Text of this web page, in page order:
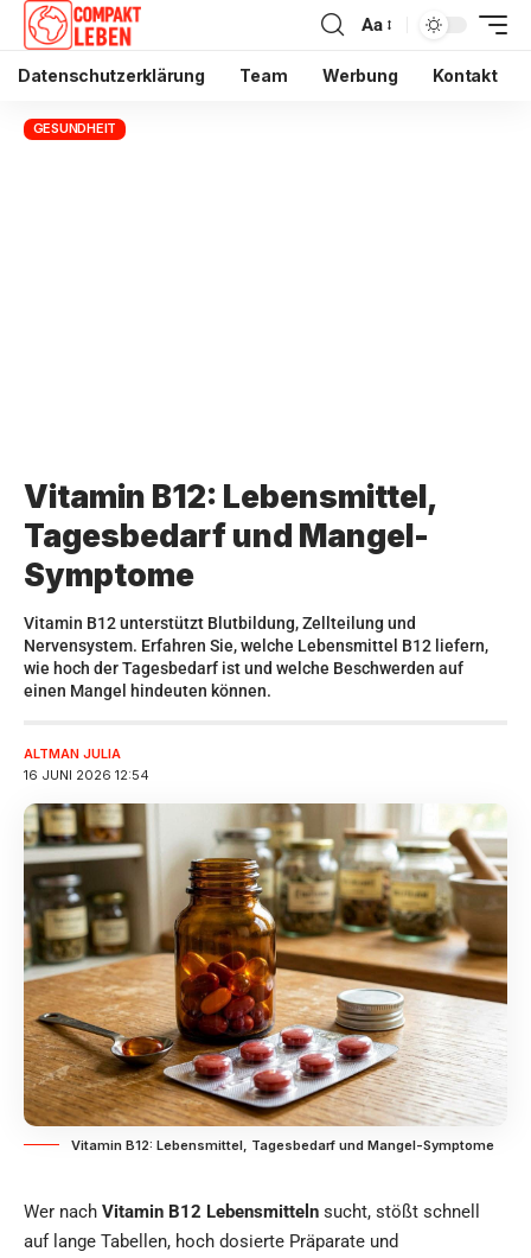
Aa
Datenschutzerklärung Team Werbung Kontakt
GESUNDHEIT
Vitamin B12: Lebensmittel,
Tagesbedarf und Mangel-
Symptome
Vitamin B12 unterstützt Blutbildung, Zellteilung und
Nervensystem. Erfahren Sie, welche Lebensmittel B12 liefern,
wie hoch der Tagesbedarf ist und welche Beschwerden auf
einen Mangel hindeuten können.
16 JUNI 2026 12:54
ALTMAN JULIA
Vitamin B12: Lebensmittel, Tagesbedarf und Mangel-Symptome
Wer nach Vitamin B12 Lebensmitteln sucht, stößt schnell
auf lange Tabellen, hoch dosierte Präparate und